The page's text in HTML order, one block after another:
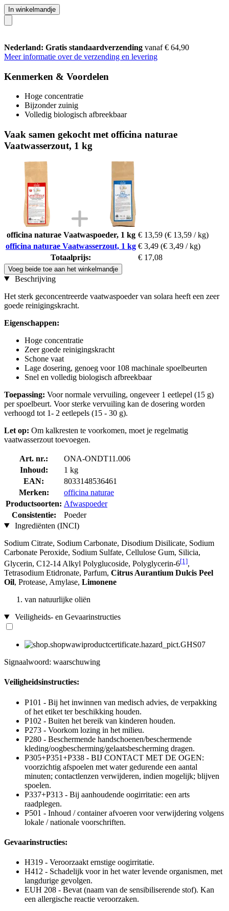
In winkelmandje
Nederland: Gratis standaardverzending vanaf € 64,90
Meer informatie over de verzending en levering
Kenmerken & Voordelen
Hoge concentratie
Bijzonder zuinig
Volledig biologisch afbreekbaar
Vaak samen gekocht met officina naturae
Vaatwasserzout, 1 kg
officina naturae Vaatwaspoeder, 1 kg € 13,59 (€ 13,59 / kg)
officina naturae Vaatwasserzout, 1 kg € 3,49 (€ 3,49 / kg)
Totaalprijs:
€ 17,08
Voeg beide toe aan het winkelmandje
Beschrijving
Het sterk geconcentreerde vaatwaspoeder van solara heeft een zeer
goede reinigingskracht.
Eigenschappen:
Hoge concentratie
Zeer goede reinigingskracht
Schone vaat
Lage dosering, genoeg voor 108 machinale spoelbeurten
Snel en volledig biologisch afbreekbaar
Toepassing: Voor normale vervuiling, ongeveer 1 eetlepel (15 g)
per spoelbeurt. Voor sterke vervuiling kan de dosering worden
verhoogd tot 1- 2 eetlepels (15 - 30 g).
Let op: Om kalkresten te voorkomen, moet je regelmatig
vaatwasserzout toevoegen.
Art. nr.:
ONA-ONDT11.006
Inhoud:
1 kg
EAN:
8033148536461
Merken:
officina naturae
Productsoorten: Afwaspoeder
Consistentie:
Poeder
Ingrediënten (INCI)
Sodium Citrate, Sodium Carbonate, Disodium Disilicate, Sodium
Carbonate Peroxide, Sodium Sulfate, Cellulose Gum, Silicia,
Glycerin, C12-14 Alkyl Polyglucoside, Polyglycerin-6[1],
Tetrasodium Etidronate, Parfum, Citrus Aurantium Dulcis Peel
Oil, Protease, Amylase, Limonene
van natuurlijke oliën
Veiligheids- en Gevaarinstructies
Signaalwoord: waarschuwing
Veiligheidsinstructies:
P101 - Bij het inwinnen van medisch advies, de verpakking
of het etiket ter beschikking houden.
P102 - Buiten het bereik van kinderen houden.
P273 - Voorkom lozing in het milieu.
P280 - Beschermende handschoenen/beschermende
kleding/oogbescherming/gelaatsbescherming dragen.
P305+P351+P338 - BIJ CONTACT MET DE OGEN:
voorzichtig afspoelen met water gedurende een aantal
minuten; contactlenzen verwijderen, indien mogelijk; blijven
spoelen.
P337+P313 - Bij aanhoudende oogirritatie: een arts
raadplegen.
P501 - Inhoud / container afvoeren voor verwijdering volgens
lokale / nationale voorschriften.
Gevaarinstructies:
H319 - Veroorzaakt ernstige oogirritatie.
H412 - Schadelijk voor in het water levende organismen, met
langdurige gevolgen.
EUH 208 - Bevat (naam van de sensibiliserende stof). Kan
een allergische reactie veroorzaken.